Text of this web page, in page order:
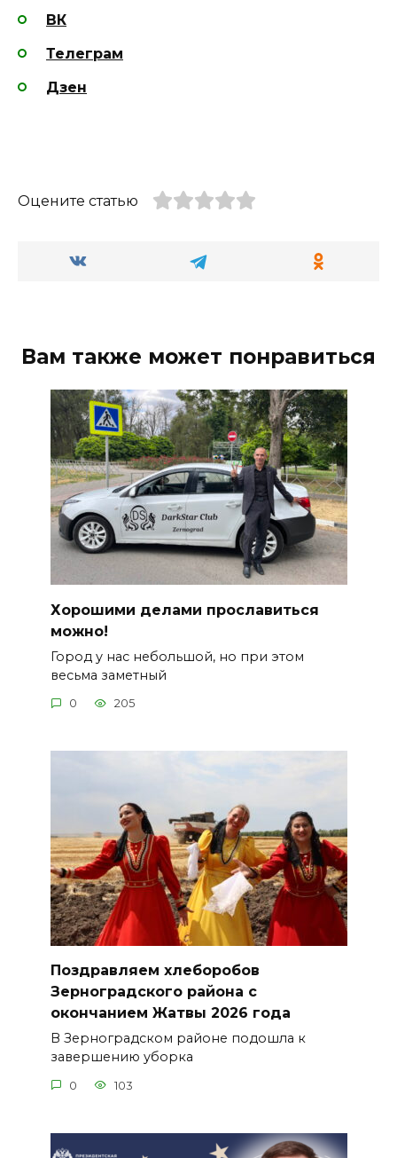
ВК
Телеграм
Дзен
Оцените статью
Вам также может понравиться
Хорошими делами прославиться
можно!
Город у нас небольшой, но при этом
весьма заметный
0 205
Поздравляем хлеборобов
Зерноградского района с
окончанием Жатвы 2026 года
В Зерноградском районе подошла к
завершению уборка
0 103